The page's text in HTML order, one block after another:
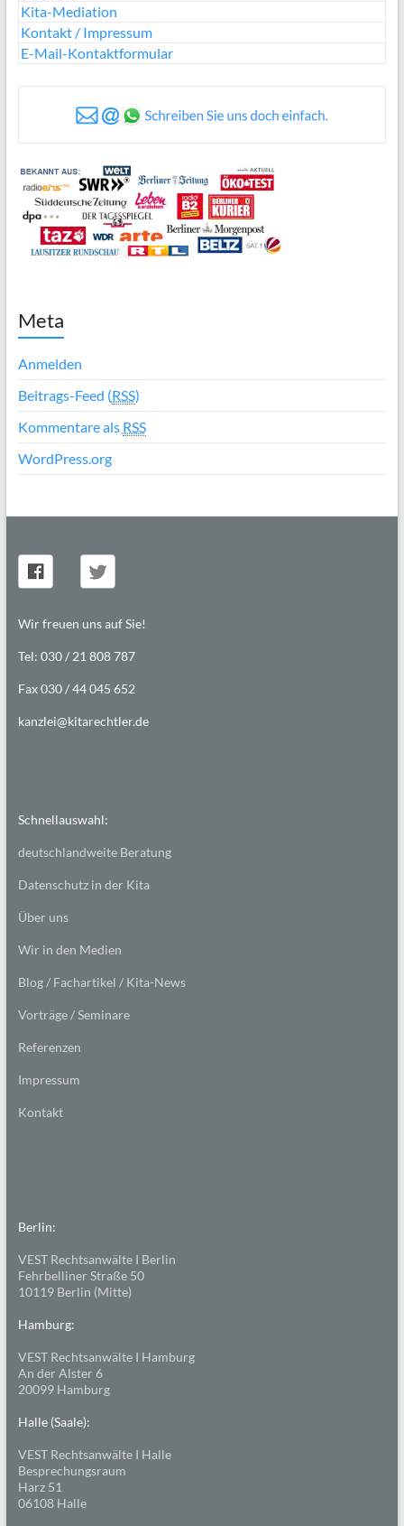
Kita-Mediation
Kontakt / Impressum
E-Mail-Kontaktformular
Meta
Anmelden
Beitrags-Feed (RSS)
Kommentare als RSS
WordPress.org
Wir freuen uns auf Sie!
Tel: 030 / 21 808 787
Fax 030 / 44 045 652
kanzlei@kitarechtler.de
Schnellauswahl:
deutschlandweite Beratung
Datenschutz in der Kita
Über uns
Wir in den Medien
Blog / Fachartikel / Kita-News
Vorträge / Seminare
Referenzen
Impressum
Kontakt
Berlin:
VEST Rechtsanwälte I Berlin
Fehrbelliner Straße 50
10119 Berlin (Mitte)
Hamburg:
VEST Rechtsanwälte I Hamburg
An der Alster 6
20099 Hamburg
Halle (Saale):
VEST Rechtsanwälte I Halle
Besprechungsraum
Harz 51
06108 Halle